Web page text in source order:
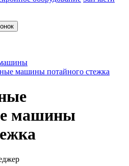
машины потайного стежка
машины